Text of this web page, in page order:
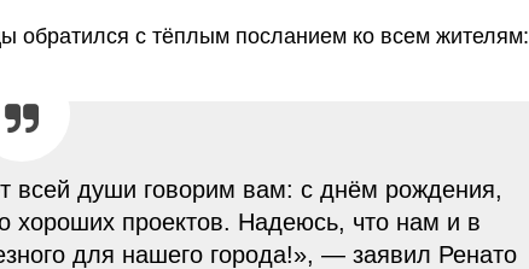
обратился с тёплым посланием ко всем жителям:
всей души говорим вам: с днём рождения,
проектов. Надеюсь, что нам и в
для нашего города!», — заявил Ренато